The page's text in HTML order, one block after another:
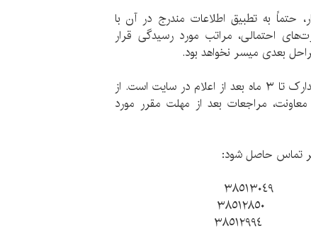
حتماً به تطبیق اطلاعات مندرج در آن با
احتمالی، مراتب مورد رسیدگی قرار
بعدی میسر نخواهد بود.
د) مهلت مراجعه به انبار و تحویل کتاب و مدارک تا ٣ ماه بعد از اعلام در سایت است. از
مراجعات بعد از مهلت مقرر مورد
تماس حاصل شود: